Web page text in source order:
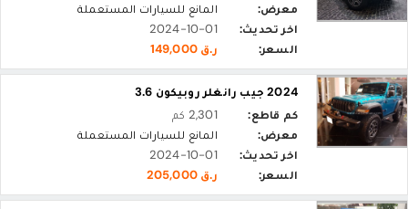
معرض:
المانع للسيارات المستعملة
اخر تحديث:
2024-10-01
السعر:
ر.ق 149,000
2024 جيب رانغلر روبيكون 3.6 ‎
كم قاطع:
2,301 كم
معرض:
المانع للسيارات المستعملة
اخر تحديث:
2024-10-01
السعر:
ر.ق 205,000